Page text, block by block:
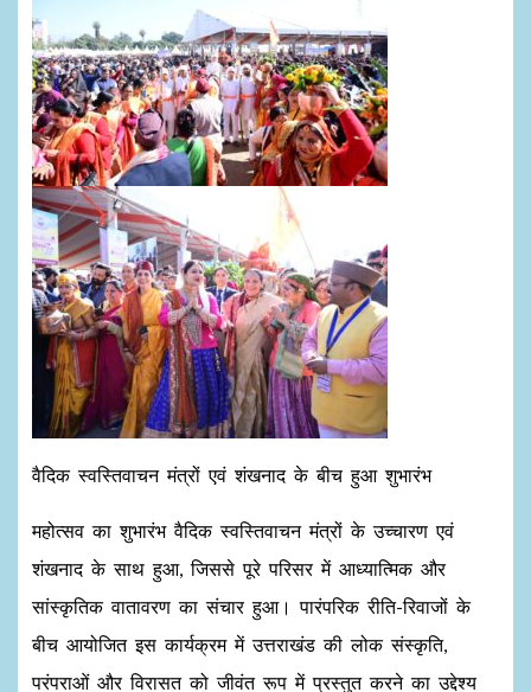
वैदिक स्वस्तिवाचन मंत्रों एवं शंखनाद के बीच हुआ शुभारंभ
महोत्सव का शुभारंभ वैदिक स्वस्तिवाचन मंत्रों के उच्चारण एवं
शंखनाद के साथ हुआ, जिससे पूरे परिसर में आध्यात्मिक और
सांस्कृतिक वातावरण का संचार हुआ। पारंपरिक रीति-रिवाजों के
बीच आयोजित इस कार्यक्रम में उत्तराखंड की लोक संस्कृति,
परंपराओं और विरासत को जीवंत रूप में प्रस्तुत करने का उद्देश्य